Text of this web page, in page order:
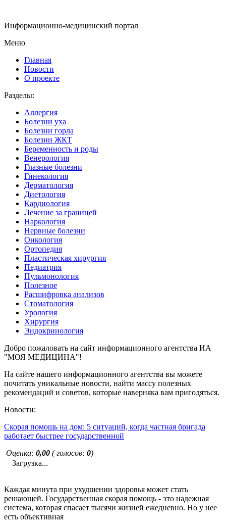
Информационно-медицинский портал
Меню
Главная
Новости
О проекте
Разделы:
Аллергия
Болезни уха
Болезни горла
Болезни ЖКТ
Беременность и роды
Венерология
Глазные болезни
Гинекология
Дерматология
Диетология
Кардиология
Лечение за границей
Наркология
Нервные болезни
Онкология
Ортопедия
Пластическая хирургия
Педиатрия
Пульмонология
Полезное
Расшифровка анализов
Стоматология
Урология
Хирургия
Эндокринология
Добро пожаловать на сайт информационного агентства ИА
"МОЯ МЕДИЦИНА"!
На сайте нашего информационного агентства вы можете
почитать уникальные новости, найти массу полезных
рекомендаций и советов, которые наверняка вам пригодяться.
Новости:
Скорая помощь на дом: 5 ситуаций, когда частная бригада
работает быстрее государственной
Оценка: 0,00 ( голосов: 0)
Загрузка...
Каждая минута при ухудшении здоровья может стать
решающей. Государственная скорая помощь - это надежная
система, которая спасает тысячи жизней ежедневно. Но у нее
есть объективная